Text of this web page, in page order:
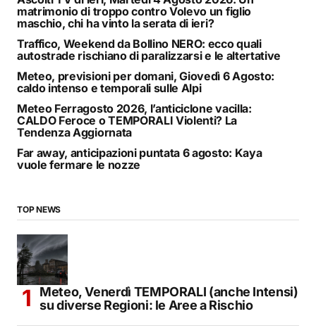
matrimonio di troppo contro Volevo un figlio
maschio, chi ha vinto la serata di ieri?
Traffico, Weekend da Bollino NERO: ecco quali
autostrade rischiano di paralizzarsi e le altertative
Meteo, previsioni per domani, Giovedì 6 Agosto:
caldo intenso e temporali sulle Alpi
Meteo Ferragosto 2026, l’anticiclone vacilla:
CALDO Feroce o TEMPORALI Violenti? La
Tendenza Aggiornata
Far away, anticipazioni puntata 6 agosto: Kaya
vuole fermare le nozze
TOP NEWS
Meteo, Venerdì TEMPORALI (anche Intensi)
su diverse Regioni: le Aree a Rischio